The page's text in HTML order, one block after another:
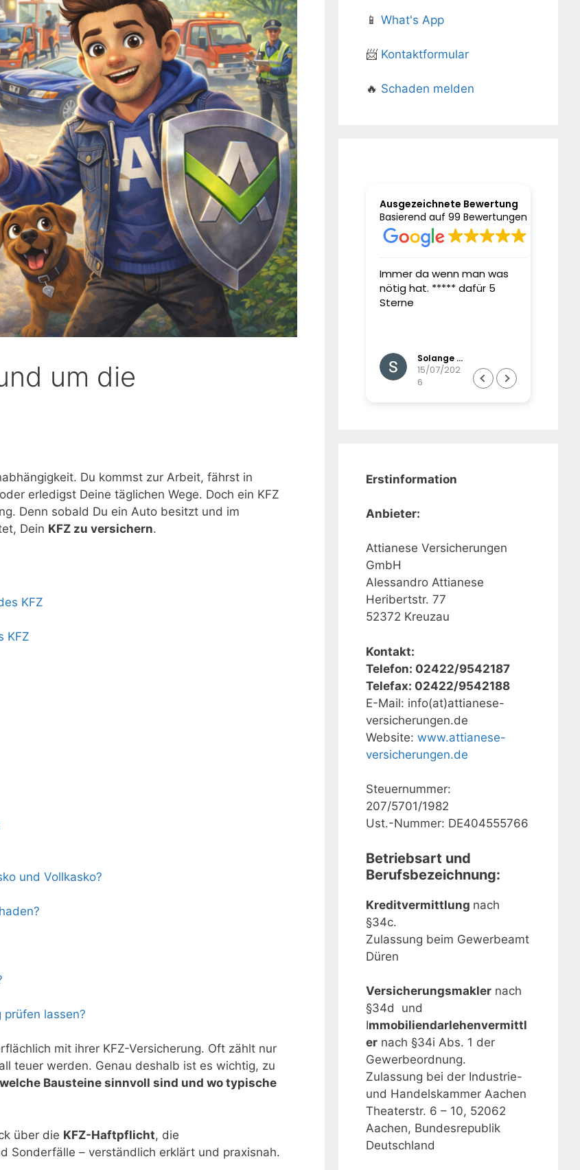
um die
Du kommst zur Arbeit, fährst in
erledigst Deine täglichen Wege. Doch ein KFZ
Denn sobald Du ein Auto besitzt und im
Dein KFZ zu versichern.
KFZ
KFZ
und Vollkasko?
prüfen lassen?
mit ihrer KFZ-Versicherung. Oft zählt nur
teuer werden. Genau deshalb ist es wichtig, zu
Bausteine sinnvoll sind und wo typische
über die KFZ-Haftpflicht, die
Sonderfälle – verständlich erklärt und praxisnah.
📱 What's App
📨 Kontaktformular
🔥 Schaden melden
Ausgezeichnete Bewertung
Basierend auf 99 Bewertungen
Super Service immer
korrekt und kompetent in
allen Fragen rund um die
Versicherungen . Fühle
mich sehr gut beraten und
Weiterlesen
30/07/202
Wir sind seit Jahren bei
unserem
Versicherungsmakler Herrn
Attianese und werden gut
beraten und betreut,
Weiterlesen
Immer da wenn man was
nötig hat. ***** dafür 5
Sterne
Solange Winands
15/07/202
6
Erstinformation
Anbieter:
Attianese Versicherungen
GmbH
Alessandro Attianese
Heribertstr. 77
52372 Kreuzau
Kontakt:
Telefon: 02422/9542187
Telefax: 02422/9542188
E-Mail: info(at)attianese-
versicherungen.de
Website: www.attianese-
versicherungen.de
Steuernummer:
207/5701/1982
Ust.-Nummer: DE404555766
Betriebsart und
Berufsbezeichnung:
Kreditvermittlung nach
§34c.
Zulassung beim Gewerbeamt
Düren
Versicherungsmakler nach
§34d und
Immobiliendarlehenvermittl
er nach §34i Abs. 1 der
Gewerbeordnung.
Zulassung bei der Industrie-
und Handelskammer Aachen
Theaterstr. 6 – 10, 52062
Aachen, Bundesrepublik
Deutschland